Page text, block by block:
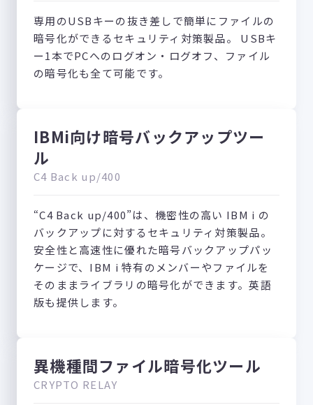
専用のUSBキーの抜き差しで簡単にファイルの
暗号化ができるセキュリティ対策製品。 USBキ
ー1本でPCへのログオン・ログオフ、ファイル
の暗号化も全て可能です。
IBMi向け暗号バックアップツー
ル
C4 Back up/400
“C4 Back up/400”は、機密性の高い IBM i の
バックアップに対するセキュリティ対策製品。
安全性と高速性に優れた暗号バックアップパッ
ケージで、IBM i 特有のメンバーやファイルを
そのままライブラリの暗号化ができます。英語
版も提供します。
異機種間ファイル暗号化ツール
CRYPTO RELAY